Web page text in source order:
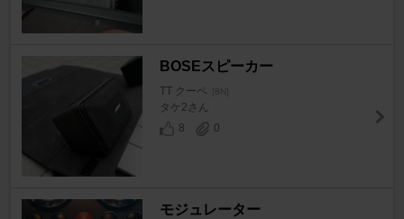
BOSEスピーカー
TT クーペ [8N]
タケ2さん
8
0
モジュレーター